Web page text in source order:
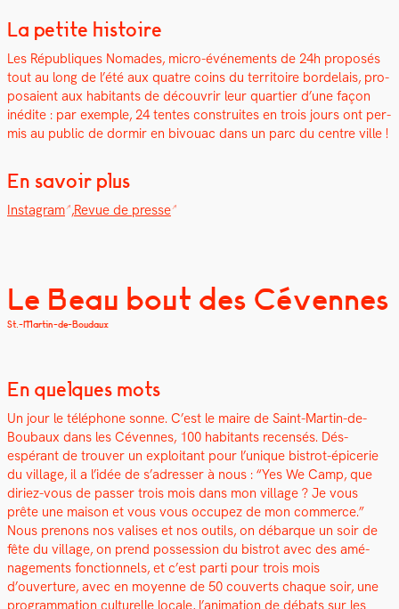
La petite histoire
Les Républiques Nomades, micro-événe­ments de 24h pro­posés
tout au long de l’été aux qua­tre coins du ter­ri­toire bor­de­lais, pro­
po­saient aux habi­tants de décou­vrir leur quarti­er d’une façon
inédite : par exem­ple, 24 tentes con­stru­ites en trois jours ont per­
mis au pub­lic de dormir en bivouac dans un parc du cen­tre ville !
En savoir plus
Insta­gram ,Revue de presse
Le Beau bout des Cévennes
St.-Martin-de-Boudaux
En quelques mots
Un jour le télé­phone sonne. C’est le maire de Saint-Mar­tin-de-
Boubaux dans les Cévennes, 100 habi­tants recen­sés. Dés­
espérant de trou­ver un exploitant pour l’unique bistrot-épicerie
du vil­lage, il a l’idée de s’adresser à nous : “Yes We Camp, que
diriez-vous de pass­er trois mois dans mon vil­lage ? Je vous
prête une mai­son et vous vous occu­pez de mon com­merce.”
Nous prenons nos valis­es et nos out­ils, on débar­que un soir de
fête du vil­lage, on prend pos­ses­sion du bistrot avec des amé­
nage­ments fonc­tion­nels, et c’est par­ti pour trois mois
d’ouverture, avec en moyenne de 50 cou­verts chaque soir, une